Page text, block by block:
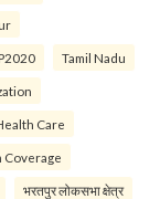
Tamil Nadu
Care
Coverage
भरतपुर लोकसभा क्षेत्र